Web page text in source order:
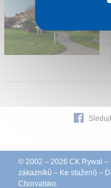
© 2002 – 2026 CK Rywal –
zákazníků – Ke stažení) –
Chorvatsko.